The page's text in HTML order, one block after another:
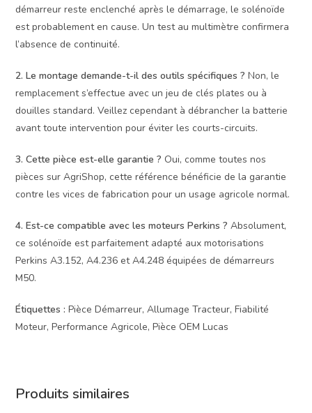
démarreur reste enclenché après le démarrage, le solénoïde
est probablement en cause. Un test au multimètre confirmera
l’absence de continuité.
2. Le montage demande-t-il des outils spécifiques ? Non, le
remplacement s’effectue avec un jeu de clés plates ou à
douilles standard. Veillez cependant à débrancher la batterie
avant toute intervention pour éviter les courts-circuits.
3. Cette pièce est-elle garantie ? Oui, comme toutes nos
pièces sur AgriShop, cette référence bénéficie de la garantie
contre les vices de fabrication pour un usage agricole normal.
4. Est-ce compatible avec les moteurs Perkins ? Absolument,
ce solénoïde est parfaitement adapté aux motorisations
Perkins A3.152, A4.236 et A4.248 équipées de démarreurs
M50.
Étiquettes : Pièce Démarreur, Allumage Tracteur, Fiabilité
Moteur, Performance Agricole, Pièce OEM Lucas
Produits similaires